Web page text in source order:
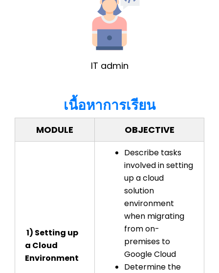
IT admin
เนื้อหาการเรียน
MODULE OBJECTIVE
1) Setting up
a Cloud
Environment
Describe tasks
involved in setting
up a cloud
solution
environment
when migrating
from on-
premises to
Google Cloud
Determine the